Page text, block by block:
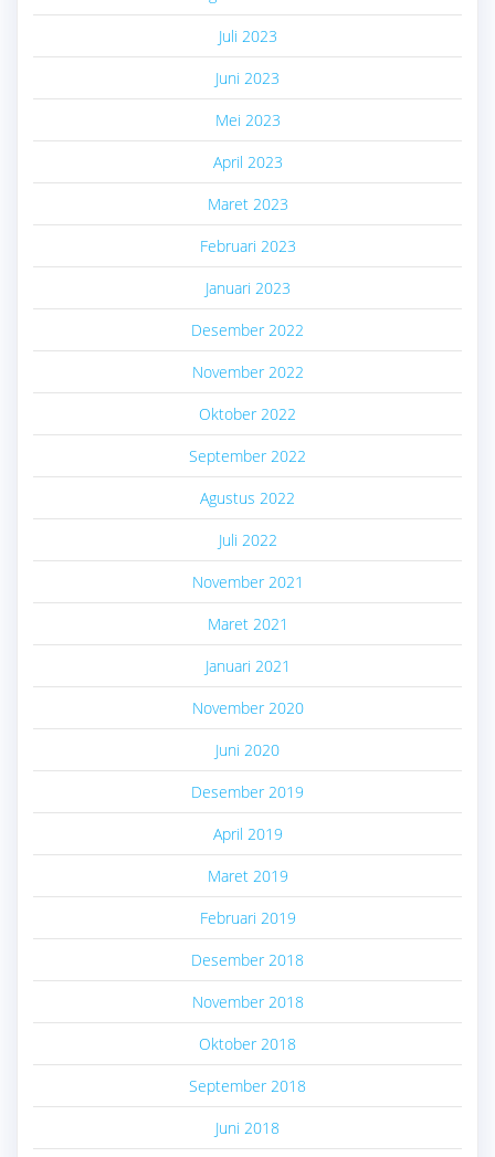
Juli 2023
Juni 2023
Mei 2023
April 2023
Maret 2023
Februari 2023
Januari 2023
Desember 2022
November 2022
Oktober 2022
September 2022
Agustus 2022
Juli 2022
November 2021
Maret 2021
Januari 2021
November 2020
Juni 2020
Desember 2019
April 2019
Maret 2019
Februari 2019
Desember 2018
November 2018
Oktober 2018
September 2018
Juni 2018